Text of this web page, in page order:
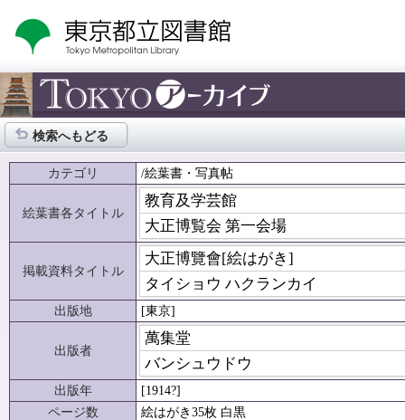
検索へもどる
カテゴリ /絵葉書・写真帖
絵葉書各タイトル
教育及学芸館
大正博覧会 第一会場
掲載資料タイトル
大正博覽會[絵はがき]
タイショウ ハクランカイ
出版地 [東京]
出版者
萬集堂
バンシュウドウ
出版年
[1914?]
ページ数
絵はがき35枚 白黒